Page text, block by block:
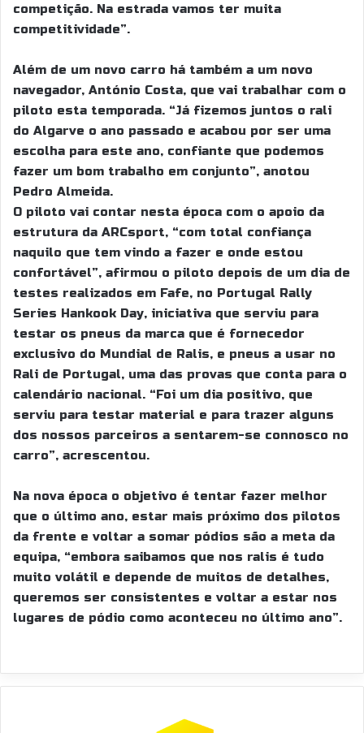
competição. Na estrada vamos ter muita
competitividade”.
Além de um novo carro há também a um novo
navegador, António Costa, que vai trabalhar com o
piloto esta temporada. “Já fizemos juntos o rali
do Algarve o ano passado e acabou por ser uma
escolha para este ano, confiante que podemos
fazer um bom trabalho em conjunto”, anotou
Pedro Almeida.
O piloto vai contar nesta época com o apoio da
estrutura da ARCsport, “com total confiança
naquilo que tem vindo a fazer e onde estou
confortável”, afirmou o piloto depois de um dia de
testes realizados em Fafe, no Portugal Rally
Series Hankook Day, iniciativa que serviu para
testar os pneus da marca que é fornecedor
exclusivo do Mundial de Ralis, e pneus a usar no
Rali de Portugal, uma das provas que conta para o
calendário nacional. “Foi um dia positivo, que
serviu para testar material e para trazer alguns
dos nossos parceiros a sentarem-se connosco no
carro”, acrescentou.
Na nova época o objetivo é tentar fazer melhor
que o último ano, estar mais próximo dos pilotos
da frente e voltar a somar pódios são a meta da
equipa, “embora saibamos que nos ralis é tudo
muito volátil e depende de muitos de detalhes,
queremos ser consistentes e voltar a estar nos
lugares de pódio como aconteceu no último ano”.